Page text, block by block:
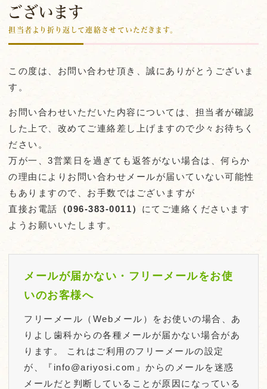
ございます
担当者より折り返して連絡させていただきます。
この度は、お問い合わせ頂き、誠にありがとうございま
す。
お問い合わせいただいた内容については、担当者が確認
した上で、改めてご連絡差し上げますので少々お待ちく
ださい。
万が一、3営業日を過ぎても返答がない場合は、何らか
の理由によりお問い合わせメールが届いていない可能性
もありますので、お手数ではございますが
直接お電話 （096-383-0011） にてご連絡くださいます
ようお願いいたします。
メールが届かない・フリーメールをお使
いのお客様へ
フリーメール（Webメール）をお使いの場合、あ
りよし歯科からの各種メールが届かない場合があ
ります。 これはご利用のフリーメールの設定
が、『 info@ariyosi.com 』からのメールを迷惑
メールだと判断していることが原因になっている
n